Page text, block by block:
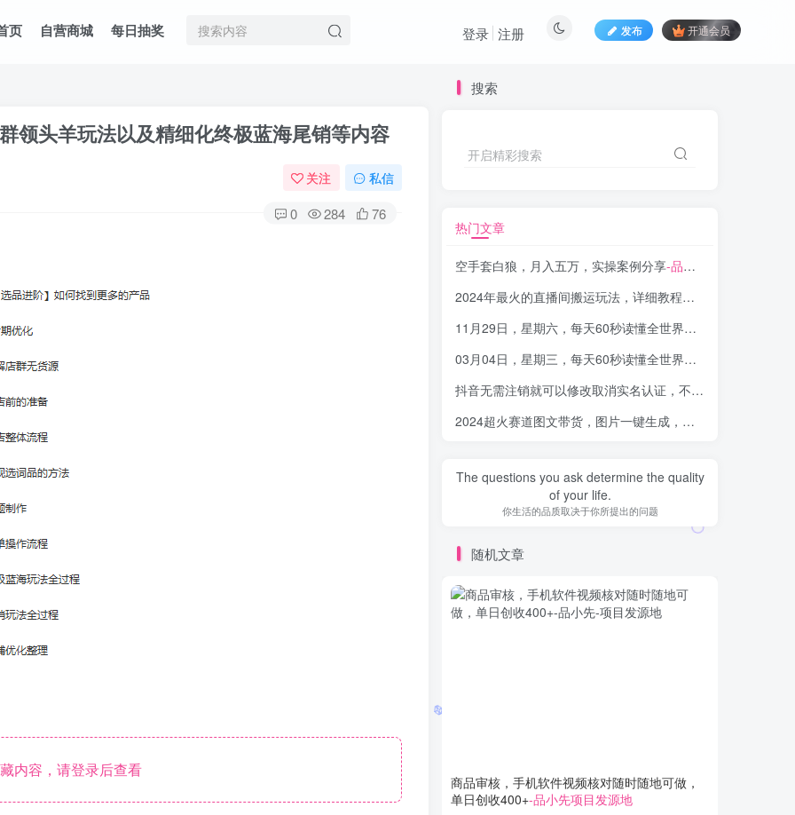
页 自营商城 每日抽奖 发布 开通会员
登录 注册
领头羊玩法以及精细化终极蓝海尾销等内容
关注 私信
0 284 76
内容，请登录后查看
搜索
开启精彩搜索
热门文章
空手套白狼，月入五万，实操案例分享-品小先项目发源地
2024年最火的直播间搬运玩法，详细教程。绝对不能错过！
11月29日，星期六，每天60秒读懂全世界！-品小先项目发源地
03月04日，星期三，每天60秒读懂全世界！-品小先项目发源地
抖音无需注销就可以修改取消实名认证，不需要任何费用
2024超火赛道图文带货，图片一键生成，抖音官方工具
The questions you ask determine the quality
of your life.
你生活的品质取决于你所提出的问题
随机文章
商品审核，手机软件视频核对随时随地可做，
单日创收400+-品小先项目发源地